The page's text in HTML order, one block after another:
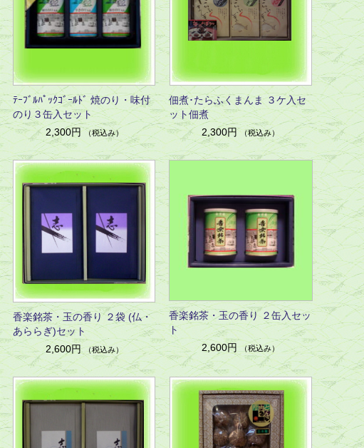
ﾃｰﾌﾞﾙﾊﾟｯｸｺﾞｰﾙﾄﾞ 焼のり・味付
のり３缶入セット
2,300円 （税込み）
佃煮･たらふくまんま ３ケ入セ
ット佃煮
2,300円 （税込み）
香楽銘茶・玉の香り ２袋 (仏・
あららぎ)セット
2,600円 （税込み）
香楽銘茶・玉の香り ２缶入セッ
ト
2,600円 （税込み）